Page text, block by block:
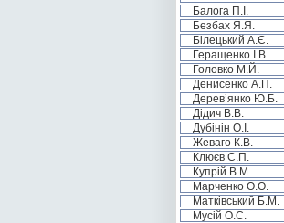
Балога П.І.
Безбах Я.Я.
Білецький А.Є.
Геращенко І.В.
Головко М.Й.
Денисенко А.П.
Дерев’янко Ю.Б.
Дідич В.В.
Дубінін О.І.
Жеваго К.В.
Клюєв С.П.
Купрій В.М.
Марченко О.О.
Матківський Б.М.
Мусій О.С.